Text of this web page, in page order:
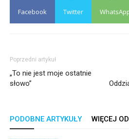
Facebook Twitter
Poprzedni artykuł
„To nie jest moje ostatnie
słowo”
PODOBNE ARTYKUŁY WIĘCEJ